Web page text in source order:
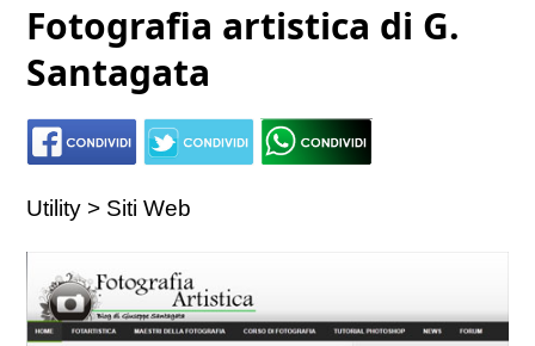
Fotografia artistica di G.
Santagata
Utility > Siti Web